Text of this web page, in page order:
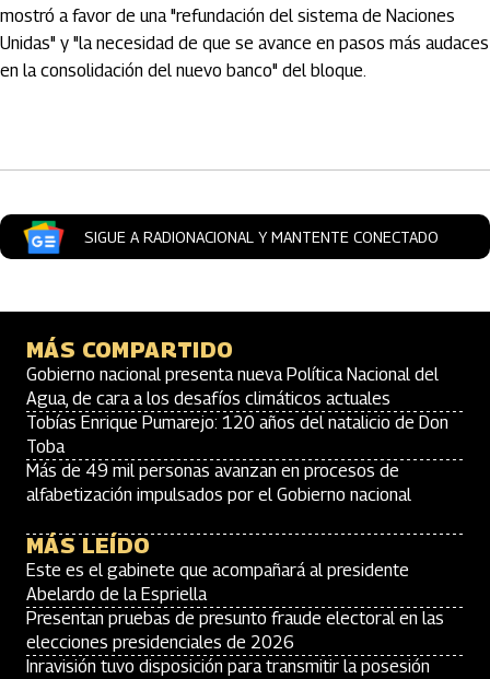
mostró a favor de una "refundación del sistema de Naciones
Unidas" y "la necesidad de que se avance en pasos más audaces
en la consolidación del nuevo banco" del bloque.
SIGUE A RADIONACIONAL Y MANTENTE CONECTADO
MÁS COMPARTIDO
Gobierno nacional presenta nueva Política Nacional del
Agua, de cara a los desafíos climáticos actuales
Tobías Enrique Pumarejo: 120 años del natalicio de Don
Toba
Más de 49 mil personas avanzan en procesos de
alfabetización impulsados por el Gobierno nacional
MÁS LEÍDO
Este es el gabinete que acompañará al presidente
Abelardo de la Espriella
Presentan pruebas de presunto fraude electoral en las
elecciones presidenciales de 2026
Inravisión tuvo disposición para transmitir la posesión